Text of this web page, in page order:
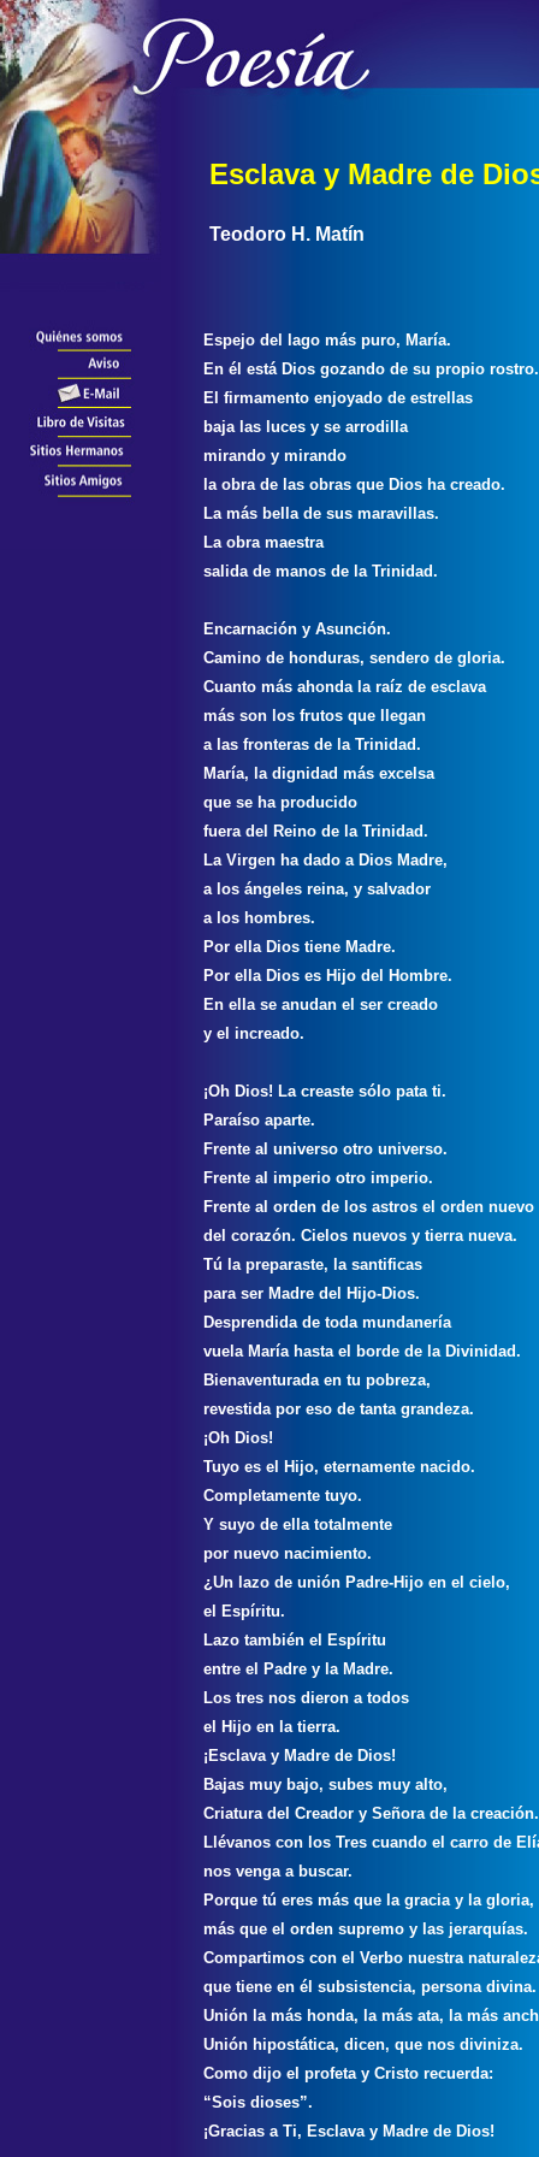
Esclava y Madre de
Teodoro H. Matín
Espejo del lago más puro, María.
En él está Dios gozando de su propio
El firmamento enjoyado de estrellas
baja las luces y se arrodilla
mirando y mirando
la obra de las obras que Dios ha creado.
La más bella de sus maravillas.
La obra maestra
salida de manos de la Trinidad.
Encarnación y Asunción.
Camino de honduras, sendero de gloria.
Cuanto más ahonda la raíz de esclava
más son los frutos que llegan
a las fronteras de la Trinidad.
María, la dignidad más excelsa
que se ha producido
fuera del Reino de la Trinidad.
La Virgen ha dado a Dios Madre,
a los ángeles reina, y salvador
a los hombres.
Por ella Dios tiene Madre.
Por ella Dios es Hijo del Hombre.
En ella se anudan el ser creado
y el increado.
¡Oh Dios! La creaste sólo pata ti.
Paraíso aparte.
Frente al universo otro universo.
Frente al imperio otro imperio.
Frente al orden de los astros el orden nuevo
del corazón. Cielos nuevos y tierra nueva.
Tú la preparaste, la santificas
para ser Madre del Hijo-Dios.
Desprendida de toda mundanería
vuela María hasta el borde de la Divinidad.
Bienaventurada en tu pobreza,
revestida por eso de tanta grandeza.
¡Oh Dios!
Tuyo es el Hijo, eternamente nacido.
Completamente tuyo.
Y suyo de ella totalmente
por nuevo nacimiento.
¿Un lazo de unión Padre-Hijo en el cielo,
el Espíritu.
Lazo también el Espíritu
entre el Padre y la Madre.
Los tres nos dieron a todos
el Hijo en la tierra.
¡Esclava y Madre de Dios!
Bajas muy bajo, subes muy alto,
Criatura del Creador y Señora de la creación.
Llévanos con los Tres cuando el carro de
nos venga a buscar.
Porque tú eres más que la gracia y la gloria,
más que el orden supremo y las jerarquías.
Compartimos con el Verbo nuestra
que tiene en él subsistencia, persona divina.
Unión la más honda, la más ata, la más
Unión hipostática, dicen, que nos diviniza.
Como dijo el profeta y Cristo recuerda:
“Sois dioses”.
¡Gracias a Ti, Esclava y Madre de Dios!